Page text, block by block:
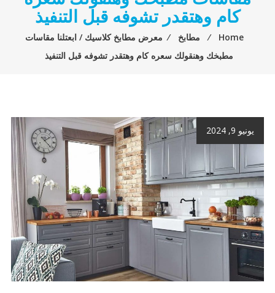
كام وهتقدر تشوفه قبل التنفيذ
Home
⁄ مطابخ ⁄ معرض مطابخ كلاسيك / ابعتلنا مقاسات
مطبخك وهنقولك سعره كام وهتقدر تشوفه قبل التنفيذ
يونيو 9, 2024